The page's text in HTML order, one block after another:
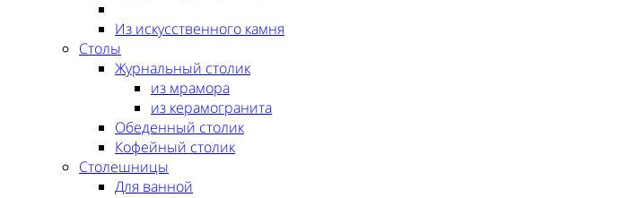
Из искусственного камня
Столы
Журнальный столик
из мрамора
из керамогранита
Обеденный столик
Кофейный столик
Столешницы
Для ванной